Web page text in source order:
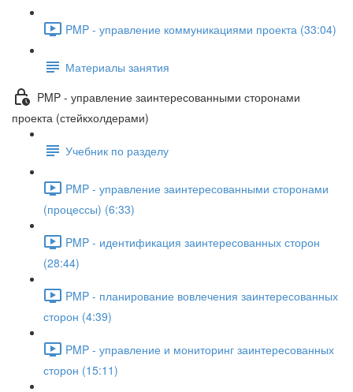
PMP - управление коммуникациями проекта (33:04)
Материалы занятия
PMP - управление заинтересованными сторонами
проекта (стейкхолдерами)
Учебник по разделу
PMP - управление заинтересованными сторонами
(процессы) (6:33)
PMP - идентификация заинтересованных сторон
(28:44)
PMP - планирование вовлечения заинтересованных
сторон (4:39)
PMP - управление и мониторинг заинтересованных
сторон (15:11)